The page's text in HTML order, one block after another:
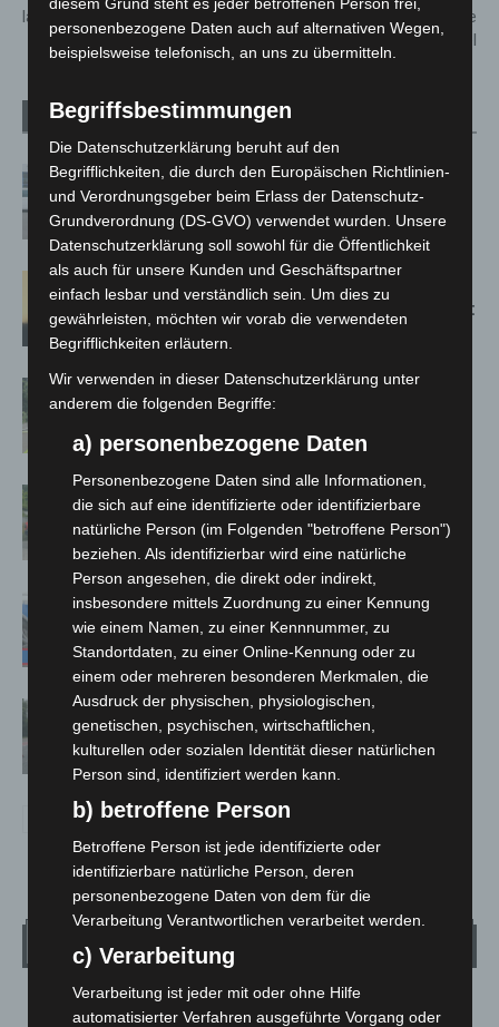
landesweiter Initiative
Bundesautobahn (BAB) 7 nahe
Burgwedel
Verwandte Artikel Mehr vom Autor
Niedersachsen: Feuerwehrkräfte
kehren nach Waldbrandeinsatz aus
Spanien zurück
Hannover: Erste Tigermücken-
Population in Niedersachsen entdeckt
Brand im „Haus der Begegnung“ in
Neuwarmbüchen schnell eingedämmt
Region Hannover: 21 neue
Notfallsanitäter starten beim Roten
Kreuz
Mann läuft mit Hockeyschläger über
A7 – Polizei sucht Zeugen
Hannover: Polizei stoppt 166
Trunkenheitsfahrten bei
Großkontrolle
LANGENHAGEN
personenbezogene Daten auch auf alternativen Wegen,
beispielsweise telefonisch, an uns zu übermitteln.
Begriffsbestimmungen
Die Datenschutzerklärung beruht auf den
Begrifflichkeiten, die durch den Europäischen Richtlinien-
und Verordnungsgeber beim Erlass der Datenschutz-
Grundverordnung (DS-GVO) verwendet wurden. Unsere
Datenschutzerklärung soll sowohl für die Öffentlichkeit
als auch für unsere Kunden und Geschäftspartner
einfach lesbar und verständlich sein. Um dies zu
gewährleisten, möchten wir vorab die verwendeten
Begrifflichkeiten erläutern.
Wir verwenden in dieser Datenschutzerklärung unter
anderem die folgenden Begriffe:
a) personenbezogene Daten
Personenbezogene Daten sind alle Informationen,
die sich auf eine identifizierte oder identifizierbare
natürliche Person (im Folgenden "betroffene Person")
beziehen. Als identifizierbar wird eine natürliche
Person angesehen, die direkt oder indirekt,
insbesondere mittels Zuordnung zu einer Kennung
wie einem Namen, zu einer Kennnummer, zu
Standortdaten, zu einer Online-Kennung oder zu
einem oder mehreren besonderen Merkmalen, die
Ausdruck der physischen, physiologischen,
genetischen, psychischen, wirtschaftlichen,
kulturellen oder sozialen Identität dieser natürlichen
Person sind, identifiziert werden kann.
b) betroffene Person
Betroffene Person ist jede identifizierte oder
identifizierbare natürliche Person, deren
personenbezogene Daten von dem für die
Verarbeitung Verantwortlichen verarbeitet werden.
c) Verarbeitung
Verarbeitung ist jeder mit oder ohne Hilfe
automatisierter Verfahren ausgeführte Vorgang oder